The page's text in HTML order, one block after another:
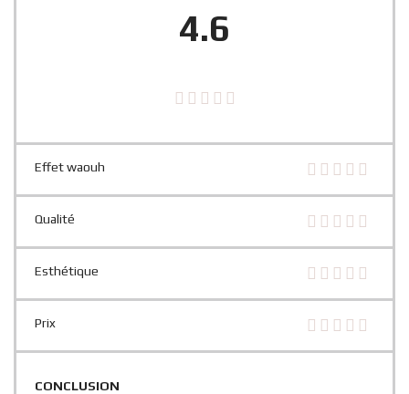
4.6
Effet waouh
Qualité
Esthétique
Prix
CONCLUSION